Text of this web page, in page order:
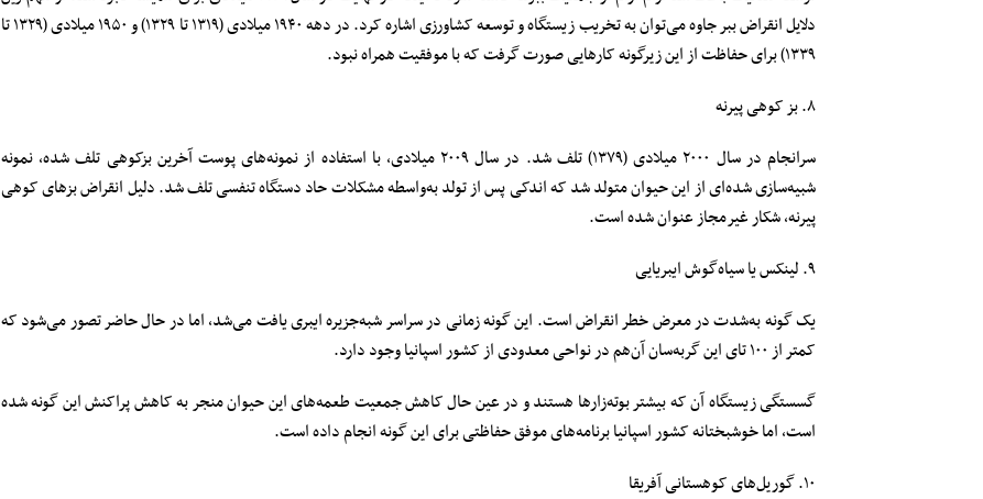
دلایل انقراض ببر جاوه می‌توان به تخریب زیستگاه و توسعه کشاورزی اشاره کرد. در دهه ۱۹۴۰ میلادی (۱۳۱۹ تا ۱۳۲۹) و ۱۹۵۰ میلادی (۱۳۲۹ تا
۱۳۳۹) برای حفاظت از این زیرگونه کار‌هایی صورت گرفت که با موفقیت همراه نبود.
۸. بز کوهی پیرنه
سرانجام در سال ۲۰۰۰ میلادی (۱۳۷۹) تلف شد. در سال ۲۰۰۹ میلادی، با استفاده از نمونه‌های پوست آخرین بزکوهی تلف شده، نمونه
شبیه‌سازی شده‌ای از این حیوان متولد شد که اندکی پس از تولد به‌واسطه مشکلات حاد دستگاه تنفسی تلف شد. دلیل انقراض بز‌های کوهی
پیرنه، شکار غیرمجاز عنوان شده است.
۹. لینکس یا سیاه‌گوش ایبریایی
یک گونه به‌شدت در معرض خطر انقراض است. این گونه زمانی در سراسر شبه‌جزیره ایبری یافت می‌شد، اما در حال حاضر تصور می‌شود که
کمتر از ۱۰۰ تای این گربه‌سان آن‌هم در نواحی معدودی از کشور اسپانیا وجود دارد.
گسستگی زیستگاه آن که بیشتر بوته‌زار‌ها هستند و در عین حال کاهش جمعیت طعمه‌های این حیوان منجر به کاهش پراکنش این گونه شده
است، اما خوشبختانه کشور اسپانیا برنامه‌های موفق حفاظتی برای این گونه انجام داده است.
۱۰. گوریل‌های کوهستانی آفریقا